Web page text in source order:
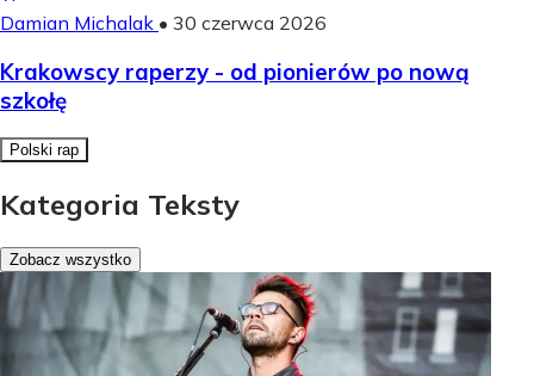
Damian Michalak • 30 czerwca 2026
Krakowscy raperzy - od pionierów po nową
szkołę
Polski rap
Kategoria Teksty
Zobacz wszystko